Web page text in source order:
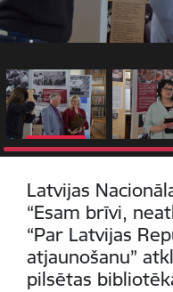
Latvijas
“Esam brīvi,
“Par Latvijas
atjaunošanu”
pilsētas